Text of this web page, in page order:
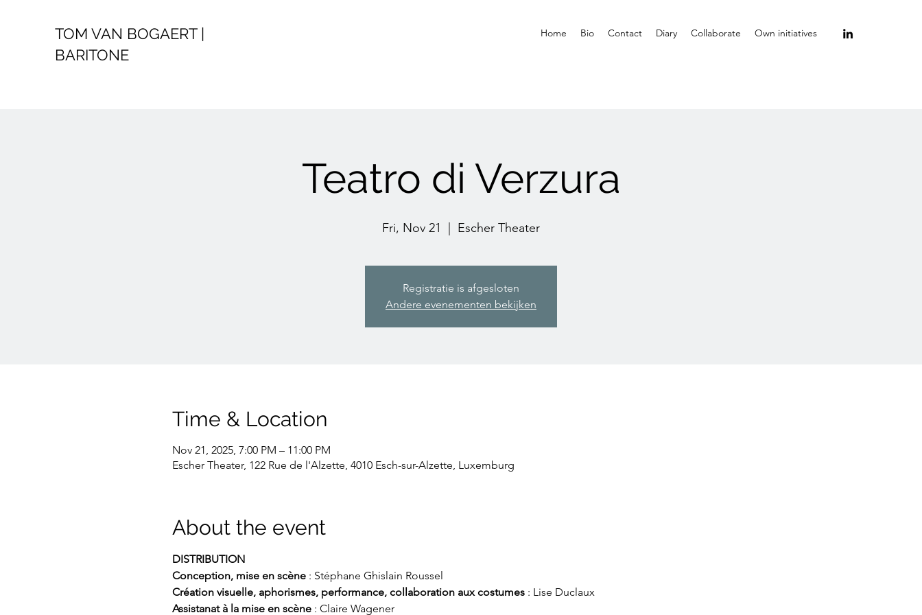
TOM VAN BOGAERT |
BARITONE
Home Bio Contact Diary Collaborate Own initiatives
Teatro di Verzura
Fri, Nov 21 Escher Theater
Registratie is afgesloten
Andere evenementen bekijken
Time & Location
Nov 21, 2025, 7:00 PM – 11:00 PM
Escher Theater, 122 Rue de l'Alzette, 4010 Esch-sur-Alzette, Luxemburg
About the event
DISTRIBUTION
Conception, mise en scène : Stéphane Ghislain Roussel
Création visuelle, aphorismes, performance, collaboration aux costumes : Lise Duclaux
Assistanat à la mise en scène : Claire Wagener